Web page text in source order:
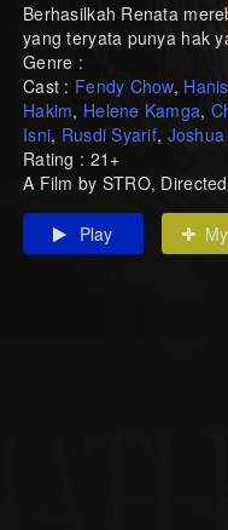
Berhasilkah Renata
yang teryata punya hak
Genre :
Cast : Fendy Chow,
Hakim, Helene Kamga,
Isni, Rusdi Syarif,
Rating : 21+
A Film by STRO,
Play